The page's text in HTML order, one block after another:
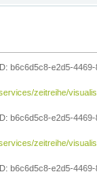
b6c6d5c8-e2d5-4469-
zeitreihe/
b6c6d5c8-e2d5-
zeitreihe/
b6c6d5c8-e2d5-